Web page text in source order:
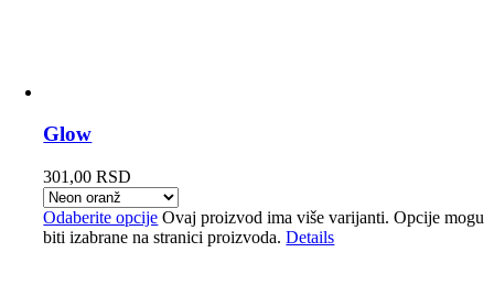
Glow
301,00RSD
Odaberite opcije Ovaj proizvod ima više varijanti. Opcije mogu
biti izabrane na stranici proizvoda.Details